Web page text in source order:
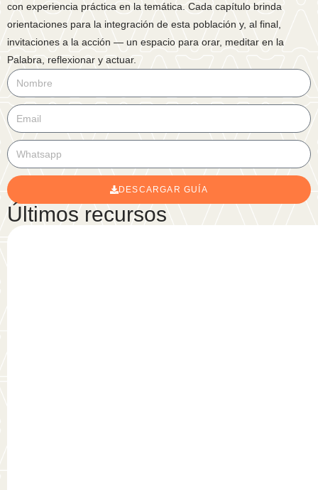
con experiencia práctica en la temática. Cada capítulo brinda
orientaciones para la integración de esta población y, al final,
invitaciones a la acción — un espacio para orar, meditar en la
Palabra, reflexionar y actuar.
DESCARGAR GUÍA
Últimos recursos